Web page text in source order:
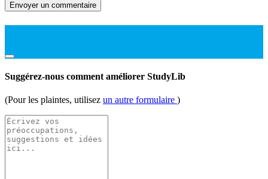
Envoyer un commentaire
Suggérez-nous comment améliorer StudyLib
(Pour les plaintes, utilisez un autre formulaire )